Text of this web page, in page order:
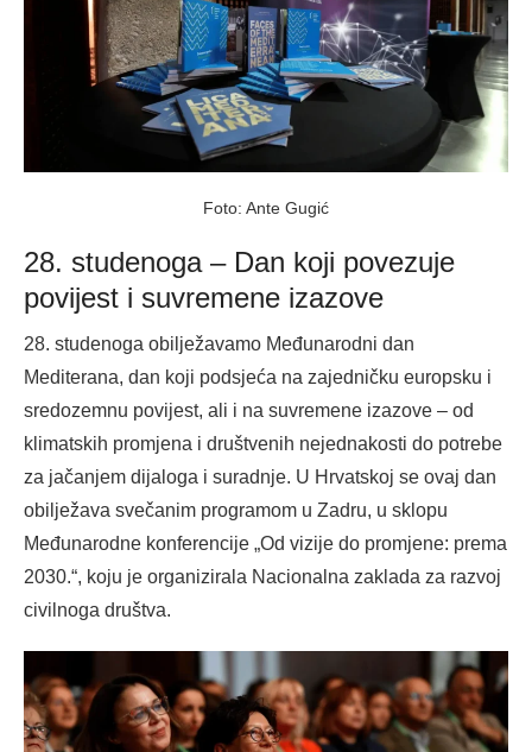
Foto: Ante Gugić
28. studenoga – Dan koji povezuje
povijest i suvremene izazove
28. studenoga obilježavamo Međunarodni dan
Mediterana, dan koji podsjeća na zajedničku europsku i
sredozemnu povijest, ali i na suvremene izazove – od
klimatskih promjena i društvenih nejednakosti do potrebe
za jačanjem dijaloga i suradnje. U Hrvatskoj se ovaj dan
obilježava svečanim programom u Zadru, u sklopu
Međunarodne konferencije „Od vizije do promjene: prema
2030.“, koju je organizirala Nacionalna zaklada za razvoj
civilnoga društva.